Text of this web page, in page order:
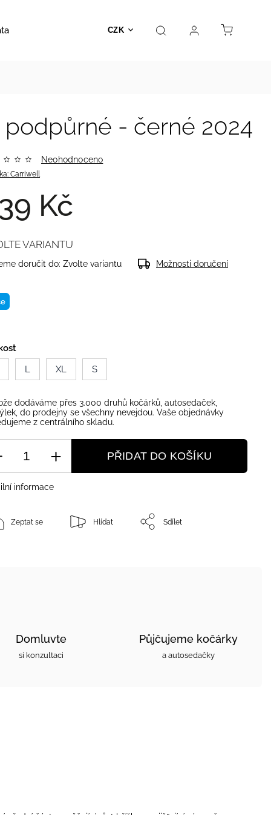
CZK
Hračky Prodejna Kontakt
- černé 2024
Carriwell
Neohodnoceno
Kč
L XL S
VARIANTU
doručit do: Zvolte variantu Možnosti doručení
dodáváme přes 3.000 druhů kočárků, autosedaček,
do prodejny se všechny nevejdou. Vaše objednávky
z centrálního skladu.
PŘIDAT DO KOŠÍKU
informace
Zeptat se Hlídat Sdílet
Domluvte
si konzultaci
Půjčujeme kočárky
a autosedačky